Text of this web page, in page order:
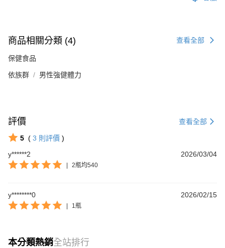
商品相關分類 (4) 查看全部
保健食品
依族群 男性強健體力
評價 查看全部
5 ( 3 則評價 )
y******2
2026/03/04
2瓶均540
y********0 2026/02/15
1瓶
本分類熱銷全站排行